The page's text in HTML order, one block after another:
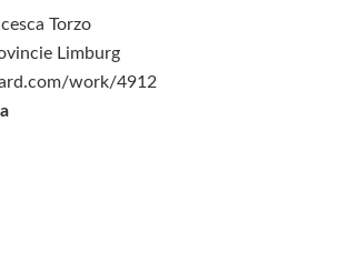
Torzo
Limburg
work/4912